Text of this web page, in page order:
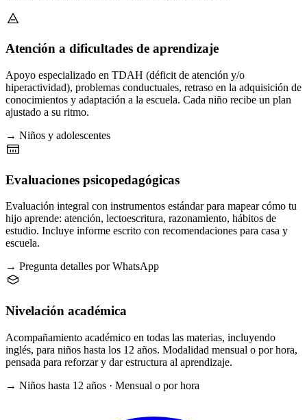
Atención a dificultades de aprendizaje
Apoyo especializado en TDAH (déficit de atención y/o
hiperactividad), problemas conductuales, retraso en la adquisición de
conocimientos y adaptación a la escuela. Cada niño recibe un plan
ajustado a su ritmo.
→ Niños y adolescentes
Evaluaciones psicopedagógicas
Evaluación integral con instrumentos estándar para mapear cómo tu
hijo aprende: atención, lectoescritura, razonamiento, hábitos de
estudio. Incluye informe escrito con recomendaciones para casa y
escuela.
→ Pregunta detalles por WhatsApp
Nivelación académica
Acompañamiento académico en todas las materias, incluyendo
inglés, para niños hasta los 12 años. Modalidad mensual o por hora,
pensada para reforzar y dar estructura al aprendizaje.
→ Niños hasta 12 años · Mensual o por hora